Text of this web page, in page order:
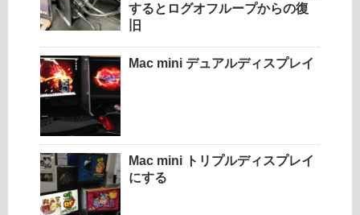
するとログオフループからの復
旧
Mac mini デュアルディスプレイ
Mac mini トリプルディスプレイ
にする